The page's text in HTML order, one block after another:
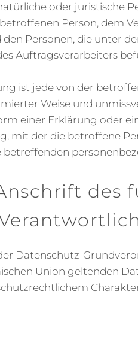
oder juristische
Person, dem
Personen, die unter
Auftragsverarbeiters
ist jede von der
Weise und
einer Erklärung oder
mit der die betroffene
betreffenden
des
Datenschutz-
Union geltenden